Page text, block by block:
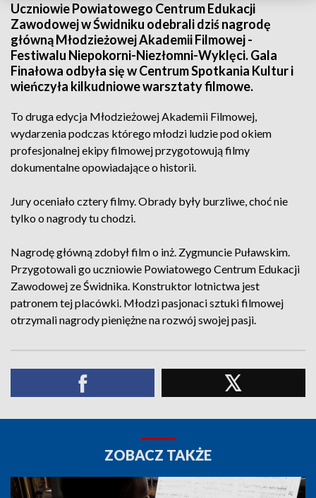
Uczniowie Powiatowego Centrum Edukacji
Zawodowej w Świdniku odebrali dziś nagrodę
główną Młodzieżowej Akademii Filmowej -
Festiwalu Niepokorni-Niezłomni-Wyklęci. Gala
Finałowa odbyła się w Centrum Spotkania Kultur i
wieńczyła kilkudniowe warsztaty filmowe.
To druga edycja Młodzieżowej Akademii Filmowej,
wydarzenia podczas którego młodzi ludzie pod okiem
profesjonalnej ekipy filmowej przygotowują filmy
dokumentalne opowiadające o historii.
Jury oceniało cztery filmy. Obrady były burzliwe, choć nie
tylko o nagrody tu chodzi.
Nagrodę główną zdobył film o inż. Zygmuncie Puławskim.
Przygotowali go uczniowie Powiatowego Centrum Edukacji
Zawodowej ze Świdnika. Konstruktor lotnictwa jest
patronem tej placówki. Młodzi pasjonaci sztuki filmowej
otrzymali nagrody pieniężne na rozwój swojej pasji.
ZOBACZ TAKŻE